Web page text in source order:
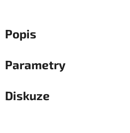
Popis
Parametry
Diskuze